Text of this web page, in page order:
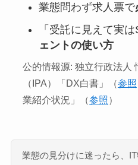
業態問わず求人票で
「受託に見えて実
ェントの使い方
公的情報源: 独立行政法人
（IPA）「DX白書」（参照
業紹介状況」（参照）
業態の見分けに迷ったら、